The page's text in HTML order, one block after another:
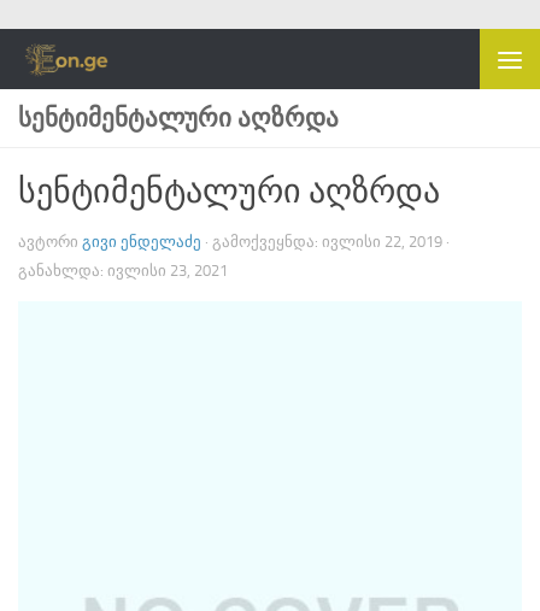
Skip to content
ᲡᲔᲜᲢᲘᲛᲔᲜᲢᲐᲚᲣᲠᲘ ᲐᲦᲖᲠᲓᲐ
სენტიმენტალური აღზრდა
ᲐᲕᲢᲝᲠᲘ ᲒᲘᲕᲘ ᲔᲜᲓᲔᲚᲐᲫᲔ · ᲒᲐᲛᲝᲥᲕᲔᲧᲜᲓᲐ: ᲘᲕᲚᲘᲡᲘ 22, 2019 ·
ᲒᲐᲜᲐᲮᲚᲓᲐ: ᲘᲕᲚᲘᲡᲘ 23, 2021